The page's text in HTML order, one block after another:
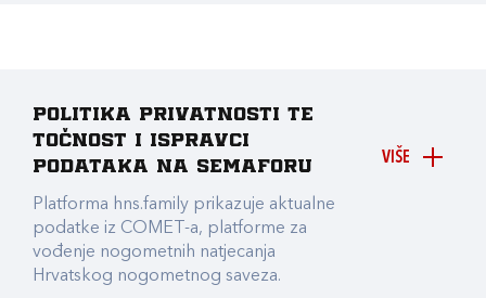
VIŠE
Politika privatnosti te
točnost i ispravci
podataka na Semaforu
Platforma hns.family prikazuje aktualne
podatke iz COMET-a, platforme za
vođenje nogometnih natjecanja
Hrvatskog nogometnog saveza.